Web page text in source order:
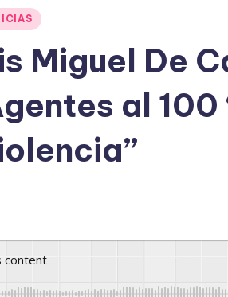
Miguel De
al 100
content